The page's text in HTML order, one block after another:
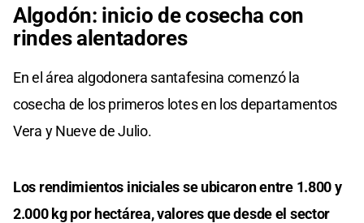
Algodón: inicio de cosecha con
rindes alentadores
En el área algodonera santafesina comenzó la
cosecha de los primeros lotes en los departamentos
Vera y Nueve de Julio.
Los rendimientos iniciales se ubicaron entre 1.800 y
2.000 kg por hectárea, valores que desde el sector